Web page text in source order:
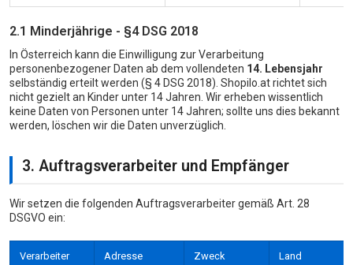
2.1 Minderjährige - §4 DSG 2018
In Österreich kann die Einwilligung zur Verarbeitung
personenbezogener Daten ab dem vollendeten 14. Lebensjahr
selbständig erteilt werden (§ 4 DSG 2018). Shopilo.at richtet sich
nicht gezielt an Kinder unter 14 Jahren. Wir erheben wissentlich
keine Daten von Personen unter 14 Jahren; sollte uns dies bekannt
werden, löschen wir die Daten unverzüglich.
3. Auftragsverarbeiter und Empfänger
Wir setzen die folgenden Auftragsverarbeiter gemäß Art. 28
DSGVO ein:
Verarbeiter Adresse Zweck Land